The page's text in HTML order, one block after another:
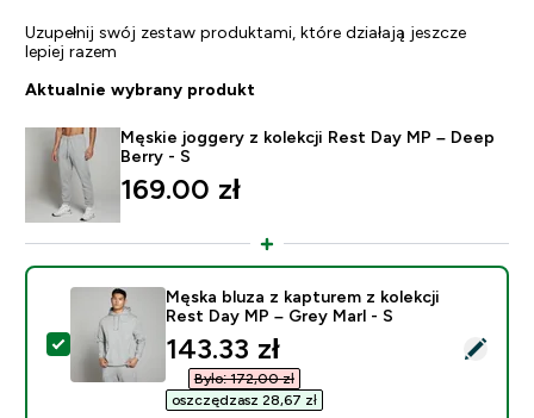
Uzupełnij swój zestaw produktami, które działają jeszcze
lepiej razem
Aktualnie wybrany produkt
Męskie joggery z kolekcji Rest Day MP – Deep
Berry - S
169.00 zł‎
Wybierz ten produkt - Męska bluza z kapturem z
Męska bluza z kapturem z kolekcji
Rest Day MP – Grey Marl - S
discounted price
143.33 zł‎
Było: 172,00 zł‎
oszczędzasz 28,67 zł‎